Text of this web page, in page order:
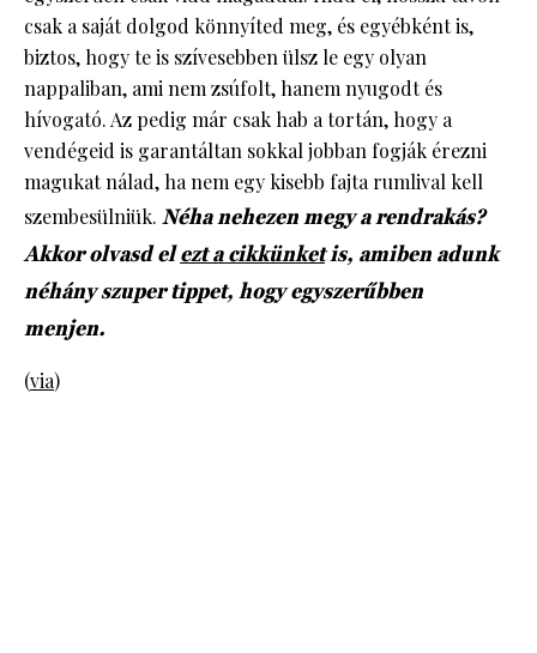
csak a saját dolgod könnyíted meg, és egyébként is,
biztos, hogy te is szívesebben ülsz le egy olyan
nappaliban, ami nem zsúfolt, hanem nyugodt és
hívogató. Az pedig már csak hab a tortán, hogy a
vendégeid is garantáltan sokkal jobban fogják érezni
magukat nálad, ha nem egy kisebb fajta rumlival kell
szembesülniük. Néha nehezen megy a rendrakás?
Akkor olvasd elezt a cikkünketis, amiben adunk
néhány szuper tippet, hogy egyszerűbben
menjen.
(via)